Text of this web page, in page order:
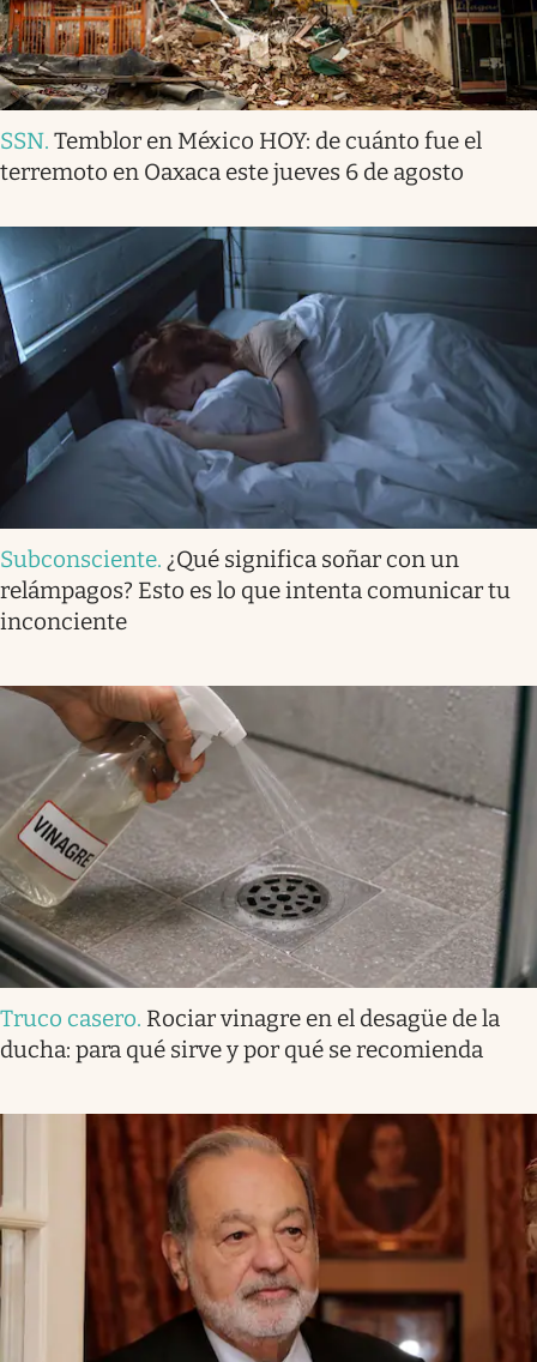
SSN. Temblor en México HOY: de cuánto fue el
terremoto en Oaxaca este jueves 6 de agosto
Subconsciente. ¿Qué significa soñar con un
relámpagos? Esto es lo que intenta comunicar tu
inconciente
Truco casero. Rociar vinagre en el desagüe de la
ducha: para qué sirve y por qué se recomienda